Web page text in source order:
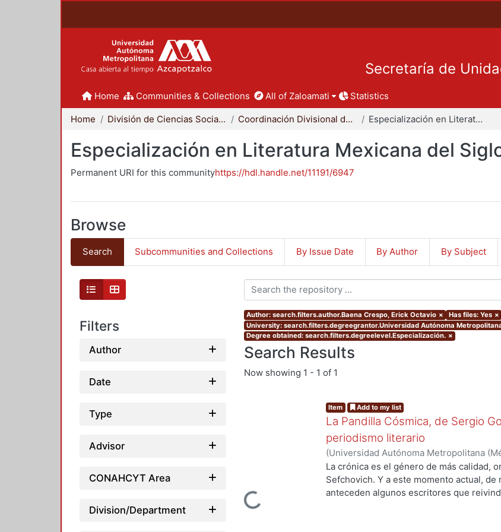
Secretaría de
Home Communities & Collections All of Zaloamati Statistics
Home División de Ciencias Sociales y Humanidades Coordinación Divisional de Posgrado Especialización en Literatura Mexicana del Siglo XX
Especialización en Literatura Mexicana del
Permanent URI for this communityhttps://hdl.handle.net/11191/6947
Browse
Search Subcommunities and Collections By Issue Date By Author By Subject
Filters
Author
Date
Type
Advisor
CONAHCYT Area
Division/Department
Author: search.filters.author.Baena Crespo, Erick Octavio × Has files: Yes ×
University: search.filters.degreegrantor.Universidad Autónoma
Degree obtained: search.filters.degreelevel.Especialización. ×
Search Results
Now showing 1 - 1 of 1
Loading...
Item Add to my list
La Pandilla Cósmica, de Sergio
periodismo literario
(Universidad Autónoma Metropolitana
de Servicios de Información.,2020-11)
La crónica es el género de más calidad,
Sefchovich. Y a este momento actual,
anteceden algunos escritores que